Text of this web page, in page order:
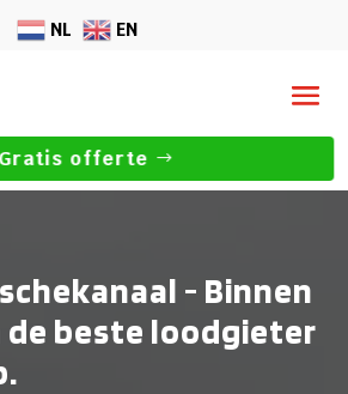
NL EN
Gratis offerte
- Binnen
de beste loodgieter